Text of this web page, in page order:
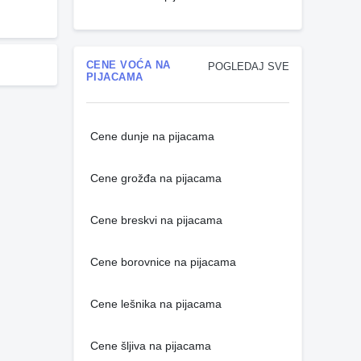
POGLEDAJ SVE
CENE VOĆA NA
PIJACAMA
Cene dunje na pijacama
Cene grožđa na pijacama
Cene breskvi na pijacama
Cene borovnice na pijacama
Cene lešnika na pijacama
Cene šljiva na pijacama